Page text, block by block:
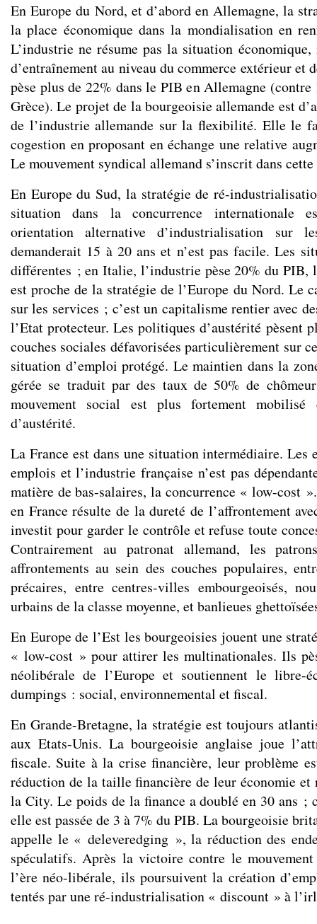
En Europe du Nord, et d’abord en Allemagne, la
la place économique dans la mondialisation en
L’industrie ne résume pas la situation
d’entraînement au niveau du commerce extérieur et
pèse plus de 22% dans le PIB en Allemagne (contre
Grèce). Le projet de la bourgeoisie allemande est
de l’industrie allemande sur la flexibilité. Elle le
cogestion en proposant en échange une relative
Le mouvement syndical allemand s’inscrit dans
En Europe du Sud, la stratégie de ré-
situation dans la concurrence internationale
orientation alternative d’industrialisation sur
demanderait 15 à 20 ans et n’est pas facile. Les
différentes ; en Italie, l’industrie pèse 20% du PIB,
est proche de la stratégie de l’Europe du Nord. Le
sur les services ; c’est un capitalisme rentier avec
l’Etat protecteur. Les politiques d’austérité pèsent
couches sociales défavorisées particulièrement sur
situation d’emploi protégé. Le maintien dans la
gérée se traduit par des taux de 50% de
mouvement social est plus fortement
d’austérité.
La France est dans une situation intermédiaire. Les
emplois et l’industrie française n’est pas
matière de bas-salaires, la concurrence « low-cost
en France résulte de la dureté de l’affrontement
investit pour garder le contrôle et refuse toute
Contrairement au patronat allemand, les
affrontements au sein des couches populaires,
précaires, entre centres-villes embourgeoisés,
urbains de la classe moyenne, et banlieues
En Europe de l’Est les bourgeoisies jouent une
« low-cost » pour attirer les multinationales. Ils
néolibérale de l’Europe et soutiennent le libre-
dumpings : social, environnemental et fiscal.
En Grande-Bretagne, la stratégie est toujours
aux Etats-Unis. La bourgeoisie anglaise joue
fiscale. Suite à la crise financière, leur problème
réduction de la taille financière de leur économie et
la City. Le poids de la finance a doublé en 30 ans ;
elle est passée de 3 à 7% du PIB. La bourgeoisie
appelle le « deleveredging », la réduction des
spéculatifs. Après la victoire contre le
l’ère néo-libérale, ils poursuivent la création
tentés par une ré-industrialisation « discount » à